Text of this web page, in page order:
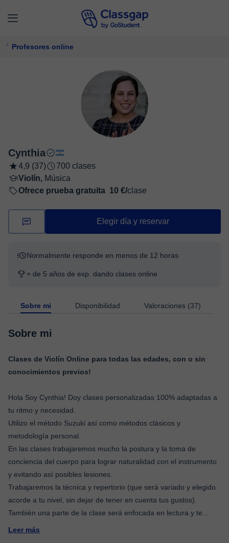
Profesores online
Cynthia
4,9 (37)
700 clases
Violín, Música
Ofrece prueba gratuita 10 €/clase
Elegir día y reservar
Normalmente responde en menos de 12 horas
+ de 5 años de exp. dando clases online
Sobre mi Disponibilidad Valoraciones (37)
Sobre mi
Clases de Violín Online para todas las edades, con o sin
conocimientos previos!
Hola Soy Cynthia! Doy clases personalizadas 100% adaptadas a
tu ritmo y necesidad.
Utilizo el método Suzuki así como métodos clásicos y
metodología personal.
En las clases trabajaremos mucho la postura y la toma de
conciencia del cuerpo para lograr naturalidad con el instrumento
y evitando así posibles lesiones.
Trabajaremos la técnica y repertorio (que será variado y elegido
acorde a tu nivel, sin dejar de tener en cuenta tus gustos).
También una parte de la clase será enfocada en lectura y te
Leer más